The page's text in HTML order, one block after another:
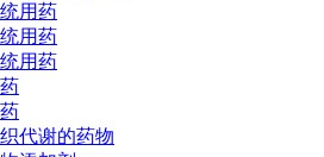
用药
用药
用药
代谢的药物